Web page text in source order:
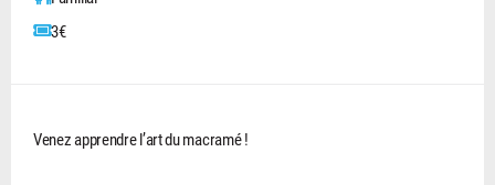
3€
Venez apprendre l’art du macramé !